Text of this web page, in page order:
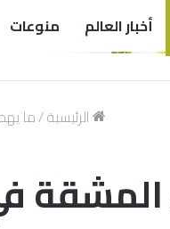
أخبار العالم منوعات
الرئيسية/ما